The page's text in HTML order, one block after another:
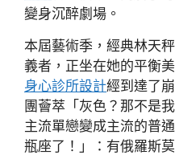
變身沉醉劇場。
本屆藝術季，經典林天
義者，正坐在她的平衡
身心診所設計經到達了
團薈萃「灰色？那不是
主流單戀變成主流的普通
瓶座了！」：有俄羅斯